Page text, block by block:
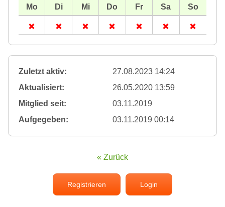
Zuletzt aktiv:
27.08.2023 14:24
Aktualisiert:
26.05.2020 13:59
Mitglied seit:
03.11.2019
Aufgegeben:
03.11.2019 00:14
« Zurück
Registrieren Login